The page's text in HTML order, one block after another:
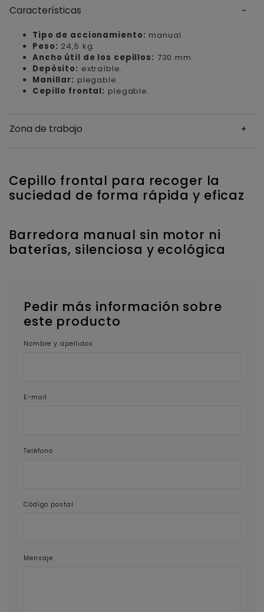
Características
Tipo de accionamiento: manual.
Peso: 24,5 kg.
Ancho útil de los cepillos: 730 mm.
Depósito: extraíble.
Manillar: plegable.
Cepillo frontal: plegable.
Zona de trabajo
Cepillo frontal para recoger la
suciedad de forma rápida y eficaz
Barredora manual sin motor ni
baterías, silenciosa y ecológica
Pedir más información sobre
este producto
Nombre y apellidos
E-mail
Teléfono
Código postal
Mensaje